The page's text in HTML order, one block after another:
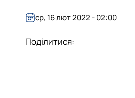
ср, 16 лют 2022 - 02:00
Поділитися: